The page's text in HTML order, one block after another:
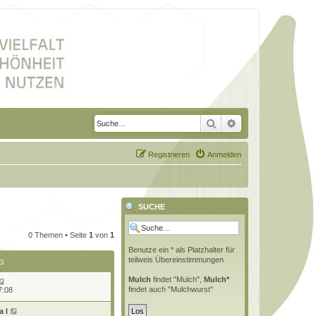
Suche Erweiterte Suche
Anmelden
Registrieren
0 Themen • Seite 1 von 1
l
SUCHE
Benutze ein * als Platzhalter für
teilweis Übereinstimmungen
Mulch findet "Mulch", Mulch*
findet auch "Mulchwurst"